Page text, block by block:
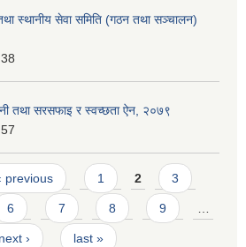
स्थानीय सेवा समिति (गठन तथा सञ्चालन)
तथा सरसफाइ र स्वच्छता ऐन, २०७९
previous 1 2 3
6 7 8 9
next › last »